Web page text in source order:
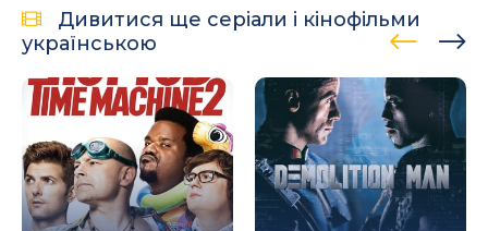
Дивитися ще серіали і кінофільми
українською